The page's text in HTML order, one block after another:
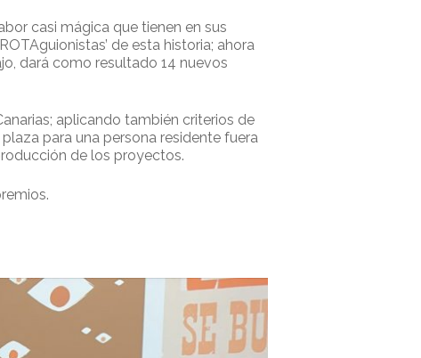
casi mágica que tienen en sus
de esta historia; ahora
dará como resultado 14 nuevos
aplicando también criterios de
para una persona residente fuera
de los proyectos.